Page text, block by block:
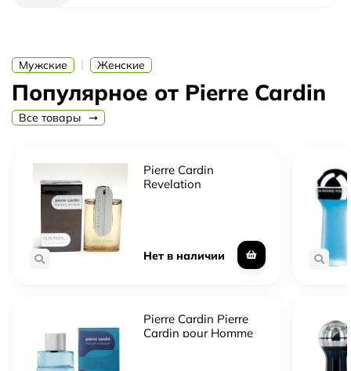
Мужские | Женские
Популярное от Pierre Cardin
Все товары
Pierre Cardin
Revelation
Нет в наличии
Pierre Cardin Pierre
Cardin pour Homme